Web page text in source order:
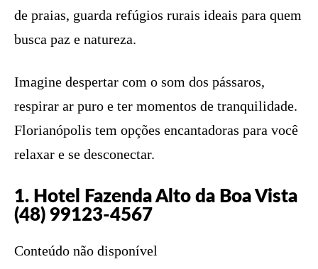
de praias, guarda refúgios rurais ideais para quem
busca paz e natureza.
Imagine despertar com o som dos pássaros,
respirar ar puro e ter momentos de tranquilidade.
Florianópolis tem opções encantadoras para você
relaxar e se desconectar.
1. Hotel Fazenda Alto da Boa Vista
(48) 99123-4567
Conteúdo não disponível